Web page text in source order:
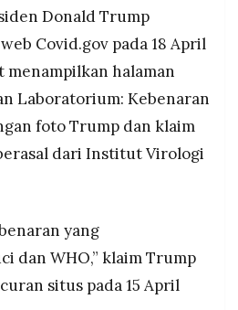
Donald Trump
Covid.gov pada 18 April
menampilkan halaman
Laboratorium: Kebenaran
foto Trump dan klaim
dari Institut Virologi
yang
dan WHO,” klaim Trump
situs pada 15 April